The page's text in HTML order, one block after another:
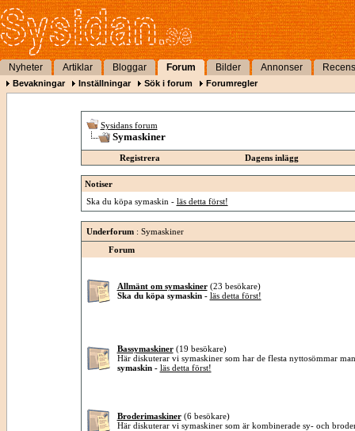
Nyheter Artiklar Bloggar Forum Bilder Annonser
Bevakningar Inställningar Sök i forum Forumregler
Sysidans forum
Symaskiner
Registrera Dagens inlägg
Notiser
Ska du köpa symaskin - läs detta först!
Underforum: Symaskiner
Forum
Allmänt om symaskiner (23 besökare)
Ska du köpa symaskin - läs detta först!
Bassymaskiner (19 besökare)
Här diskuterar vi symaskiner som har de flesta nyttosömmar
symaskin - läs detta först!
Broderimaskiner (6 besökare)
Här diskuterar vi symaskiner som är kombinerade sy- och